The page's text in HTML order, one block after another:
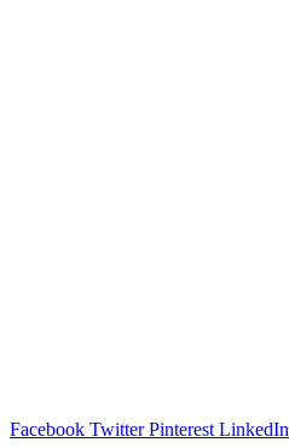
Facebook Twitter Pinterest LinkedIn